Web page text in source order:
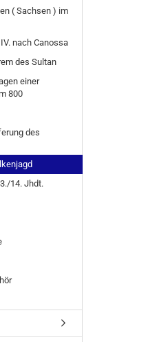
( Sachsen ) im
nach Canossa
des Sultan
einer
800
des
14. Jhdt.